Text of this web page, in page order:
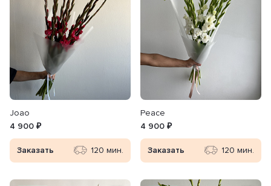
Joao
4 900 ₽
Заказать 120 мин.
Peace
4 900 ₽
Заказать 120 мин.